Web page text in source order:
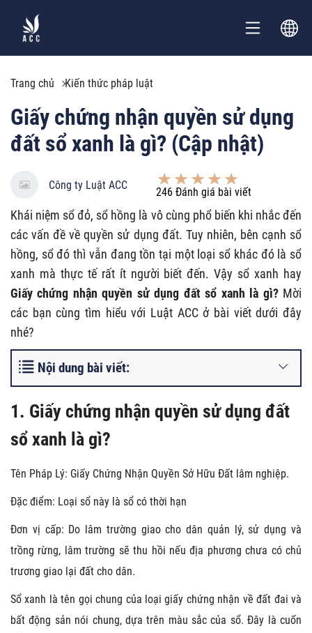
Trang chủ Kiến thức pháp luật
Giấy chứng nhận quyền sử dụng
đất sổ xanh là gì? (Cập nhật)
Công ty Luật ACC
246 Đánh giá bài viết
Khái niệm sổ đỏ, sổ hồng là vô cùng phổ biến khi nhắc đến
các vấn đề về quyền sử dụng đất. Tuy nhiên, bên cạnh sổ
hồng, sổ đó thì vẫn đang tồn tại một loại sổ khác đó là sổ
xanh mà thực tế rất ít người biết đến. Vậy sổ xanh hay
Giấy chứng nhận quyền sử dụng đất sổ xanh là gì?Mời
các bạn cùng tìm hiểu với Luật ACC ở bài viết dưới đây
nhé?
Nội dung bài viết:
1. Giấy chứng nhận quyền sử dụng đất
sổ xanh là gì?
Tên Pháp Lý: Giấy Chứng Nhận Quyền Sở Hữu Đất lâm nghiệp.
Đặc điểm: Loại sổ này là sổ có thời hạn
Đơn vị cấp: Do lâm trường giao cho dân quản lý, sử dụng và
trồng rừng, lâm trường sẽ thu hồi nếu địa phương chưa có chủ
trương giao lại đất cho dân.
Sổ xanh là tên gọi chung của loại giấy chứng nhận về đất đai và
bất động sản nói chung, dựa trên màu sắc của sổ. Đây là cuốn